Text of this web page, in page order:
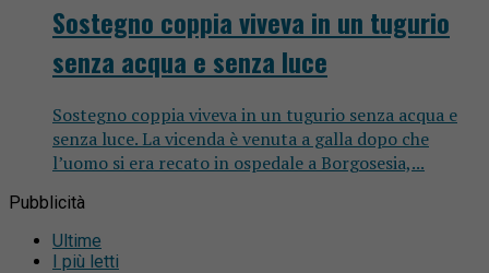
Sostegno coppia viveva in un tugurio
senza acqua e senza luce
Sostegno coppia viveva in un tugurio senza acqua e
senza luce. La vicenda è venuta a galla dopo che
l’uomo si era recato in ospedale a Borgosesia,...
Pubblicità
Ultime
I più letti